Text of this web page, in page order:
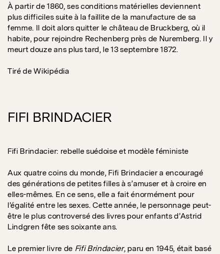
À partir de 1860, ses conditions matérielles deviennent
plus difficiles suite à la faillite de la manufacture de sa
femme. Il doit alors quitter le château de Bruckberg, où il
habite, pour rejoindre Rechenberg près de Nuremberg. Il y
meurt douze ans plus tard, le 13 septembre 1872.
Tiré de Wikipédia
FIFI BRINDACIER
Fifi Brindacier: rebelle suédoise et modèle féministe
Aux quatre coins du monde, Fifi Brindacier a encouragé
des générations de petites filles à s’amuser et à croire en
elles-mêmes. En ce sens, elle a fait énormément pour
l’égalité entre les sexes. Cette année, le personnage peut-
être le plus controversé des livres pour enfants d’Astrid
Lindgren fête ses soixante ans.
Le premier livre de Fifi Brindacier, paru en 1945, était basé